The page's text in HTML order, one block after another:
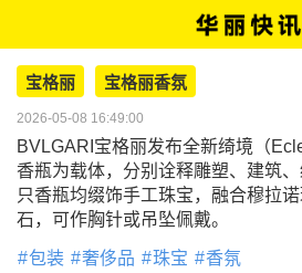
宝格丽 宝格丽香氛
2026-05-08 16:49:00
BVLGARI宝格丽发布全新绮境（
香瓶为载体，分别诠释雕塑、建筑
只香瓶均缀饰手工珠宝，融合穆拉
石，可作胸针或吊坠佩戴。
包装 奢侈品 珠宝 香氛